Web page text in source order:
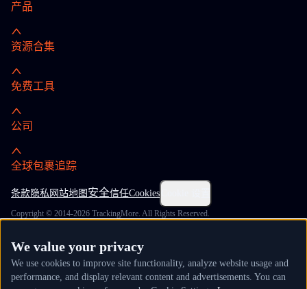
产品
资源合集
免费工具
公司
全球包裹追踪
条款隐私 网站地图 安全信任Cookies
Copyright © 2014-2026 TrackingMore. All Rights Reserved.
We value your privacy
We use cookies to improve site functionality, analyze website usage and
performance, and display relevant content and advertisements. You can